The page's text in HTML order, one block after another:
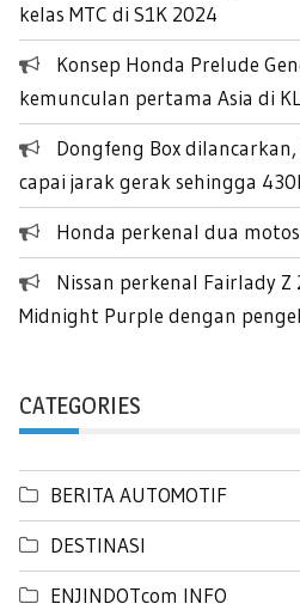
kelas MTC di S1K 2024
Konsep Honda Prelude
kemunculan pertama Asia di
Dongfeng Box
capai jarak gerak sehingga
Honda perkenal dua
Nissan perkenal Fairlady
Midnight Purple dengan
CATEGORIES
BERITA AUTOMOTIF
DESTINASI
ENJINDOTcom INFO